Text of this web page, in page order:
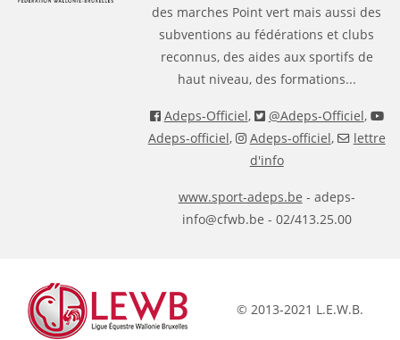
des marches Point vert mais aussi des
subventions au fédérations et clubs
reconnus, des aides aux sportifs de
haut niveau, des formations...
Adeps-Officiel, @Adeps-Officiel,
Adeps-officiel, Adeps-officiel,
lettre
d'info
www.sport-adeps.be - adeps-
info@cfwb.be - 02/413.25.00
© 2013-2021 L.E.W.B.